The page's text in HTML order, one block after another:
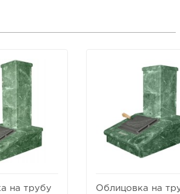
на трубу
Облицовка на